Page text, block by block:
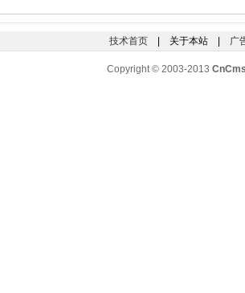
技术首页| 关于本站 | 广
Copyright © 2003-2013